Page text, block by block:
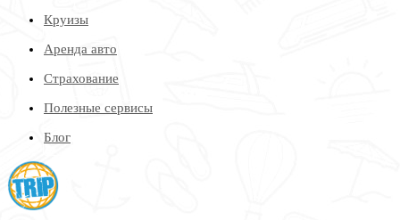
Круизы
Аренда авто
Страхование
Полезные сервисы
Блог